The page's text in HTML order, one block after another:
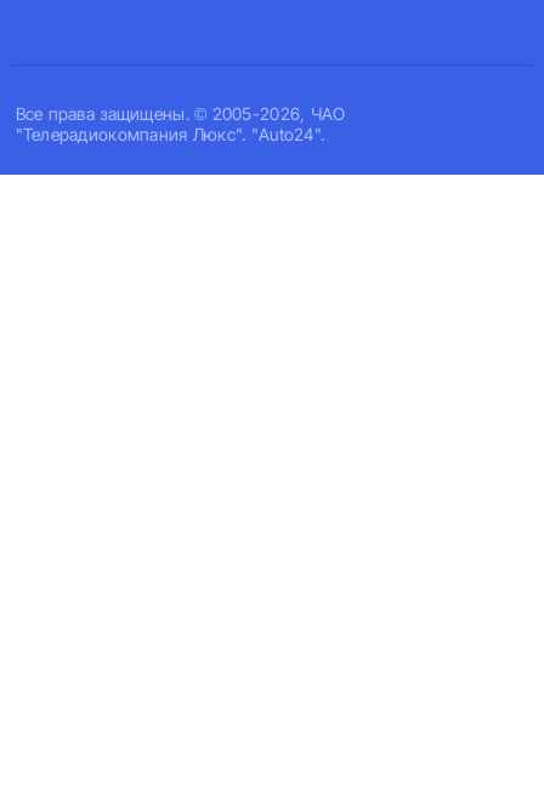
Все права защищены. © 2005-2026, ЧАО
"Телерадиокомпания Люкс". "Auto24".